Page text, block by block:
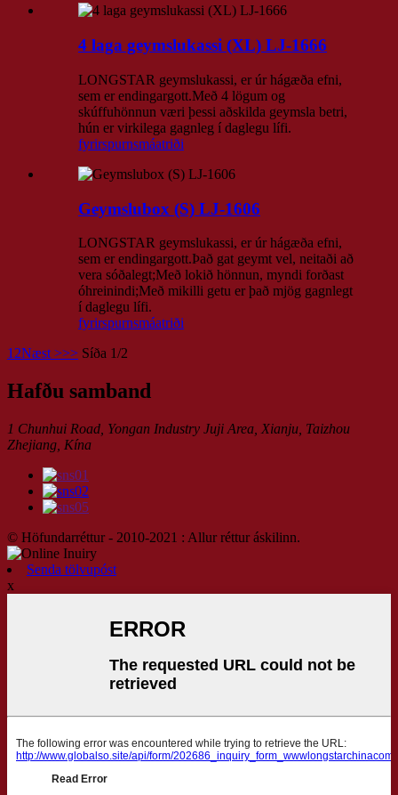
4 laga geymslukassi (XL) LJ-1666
LONGSTAR geymslukassi, er úr hágæða efni,
sem er endingargott.Með 4 lögum og
skúffuhönnun væri þessi aðskilda geymsla betri,
hún er virkilega gagnleg í daglegu lífi.
fyrirspurnsmáatriði
Geymslubox (S) LJ-1606
LONGSTAR geymslukassi, er úr hágæða efni,
sem er endingargott.Það gat geymt vel, neitaði að
vera sóðalegt;Með lokið hönnun, myndi forðast
óhreinindi;Með mikilli getu er það mjög gagnlegt
í daglegu lífi.
fyrirspurnsmáatriði
1 2Næst >>> Síða 1/2
Hafðu samband
1 Chunhui Road, Yongan Industry Juji Area, Xianju, Taizhou
Zhejiang, Kína
© Höfundarréttur - 2010-2021 : Allur réttur áskilinn.
Senda tölvupóst
x